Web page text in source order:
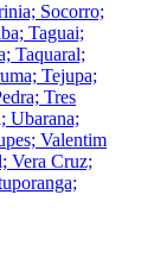
Socorro;
Taguai;
Taquaral;
Tejupa;
Tres
Ubarana;
Valentim
Vera Cruz;